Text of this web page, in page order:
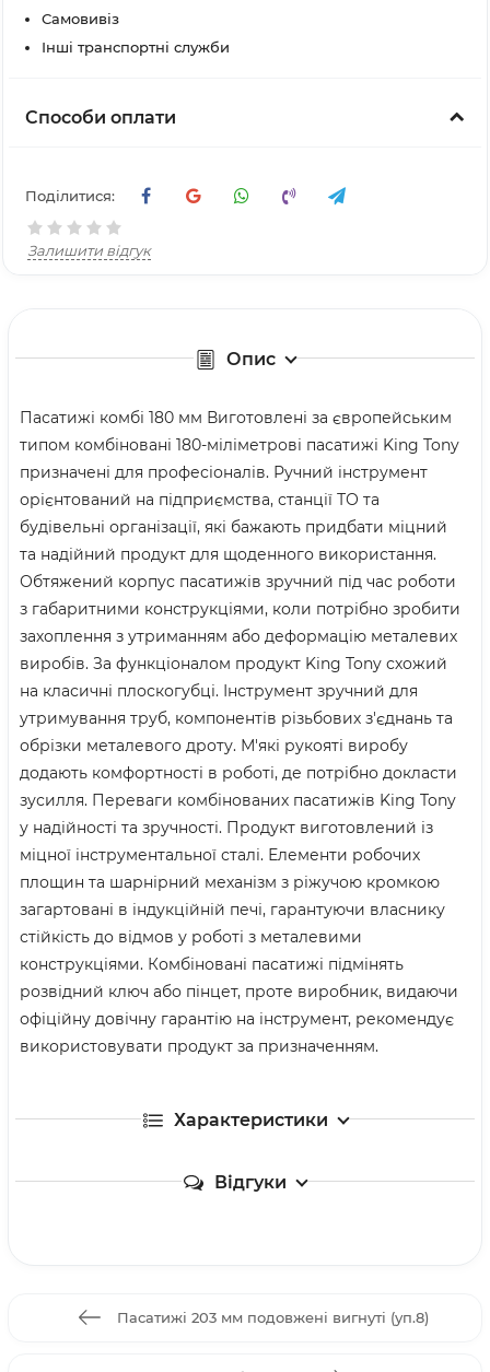
Самовивіз
Інші транспортні служби
Способи оплати
Поділитися:
Залишити відгук
Опис
Пасатижі комбі 180 мм Виготовлені за європейським
типом комбіновані 180-міліметрові пасатижі King Tony
призначені для професіоналів. Ручний інструмент
орієнтований на підприємства, станції ТО та
будівельні організації, які бажають придбати міцний
та надійний продукт для щоденного використання.
Обтяжений корпус пасатижів зручний під час роботи
з габаритними конструкціями, коли потрібно зробити
захоплення з утриманням або деформацію металевих
виробів. За функціоналом продукт King Tony схожий
на класичні плоскогубці. Інструмент зручний для
утримування труб, компонентів різьбових з'єднань та
обрізки металевого дроту. М'які рукояті виробу
додають комфортності в роботі, де потрібно докласти
зусилля. Переваги комбінованих пасатижів King Tony
у надійності та зручності. Продукт виготовлений із
міцної інструментальної сталі. Елементи робочих
площин та шарнірний механізм з ріжучою кромкою
загартовані в індукційній печі, гарантуючи власнику
стійкість до відмов у роботі з металевими
конструкціями. Комбіновані пасатижі підмінять
розвідний ключ або пінцет, проте виробник, видаючи
офіційну довічну гарантію на інструмент, рекомендує
використовувати продукт за призначенням.
Характеристики
Відгуки
Пасатижі 203 мм подовжені вигнуті (уп.8)